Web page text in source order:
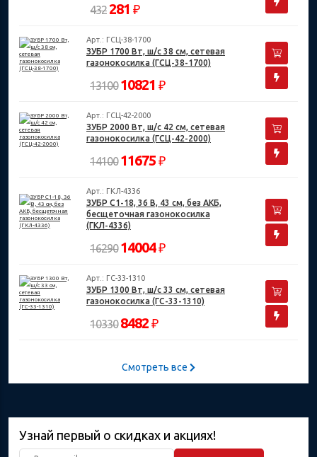
432 281 ₽
Арт.: ГСЦ-38-1700
ЗУБР 1700 Вт, ш/с 38 см, сетевая
газонокосилка (ГСЦ-38-1700)
13100 10821 ₽
Арт.: ГСЦ-42-2000
ЗУБР 2000 Вт, ш/с 42 см, сетевая
газонокосилка (ГСЦ-42-2000)
14100 11675 ₽
Арт.: ГКЛ-4336
ЗУБР С1-18, 36 В, 43 см, без АКБ,
бесщеточная газонокосилка
(ГКЛ-4336)
16290 14004₽
Арт.: ГС-33-1310
ЗУБР 1300 Вт, ш/с 33 см, сетевая
газонокосилка (ГС-33-1310)
10330 8482 ₽
Смотреть все
Узнай первый о скидках и акциях!